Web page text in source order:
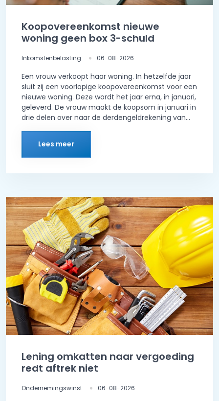
Koopovereenkomst nieuwe
woning geen box 3-schuld
Inkomstenbelasting 06-08-2026
Een vrouw verkoopt haar woning. In hetzelfde jaar
sluit zij een voorlopige koopovereenkomst voor een
nieuwe woning. Deze wordt het jaar erna, in januari,
geleverd. De vrouw maakt de koopsom in januari in
drie delen over naar de derdengeldrekening van...
Lees meer
Lening omkatten naar vergoeding
redt aftrek niet
Ondernemingswinst 06-08-2026